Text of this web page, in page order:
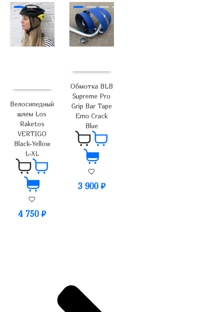
Велосипедный
шлем Los
Raketos
VERTIGO
Black-Yellow
L-XL
4 750 ₽
Обмотка BLB
Supreme Pro
Grip Bar Tape
Emo Crack
Blue
3 900 ₽